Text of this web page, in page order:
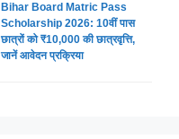
Bihar Board Matric Pass
Scholarship 2026: 10वीं पास
छात्रों को ₹10,000 की छात्रवृत्ति,
जानें आवेदन प्रक्रिया